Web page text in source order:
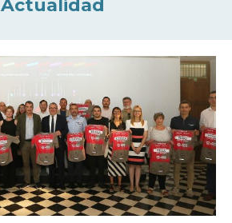
Actualidad